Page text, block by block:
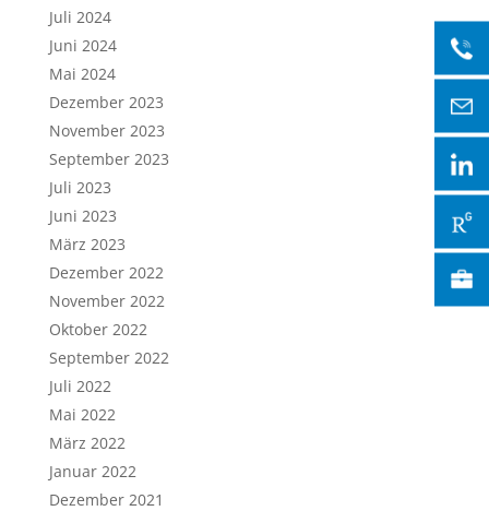
Juli 2024
Juni 2024
Mai 2024
Dezember 2023
November 2023
September 2023
Juli 2023
Juni 2023
März 2023
Dezember 2022
November 2022
Oktober 2022
September 2022
Juli 2022
Mai 2022
März 2022
Januar 2022
Dezember 2021